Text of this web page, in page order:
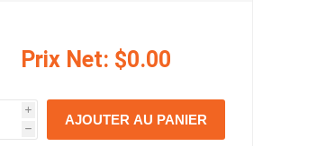
Prix Net: $0.00
i
h
h
AJOUTER AU PANIER